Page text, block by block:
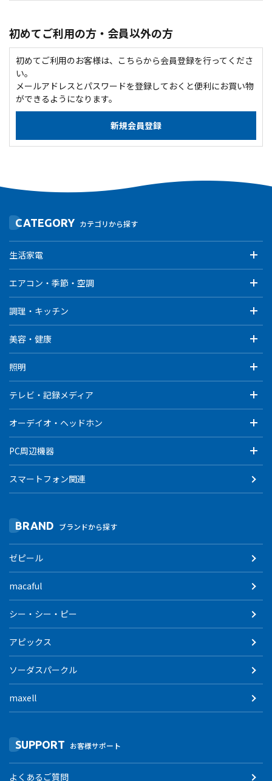
初めてご利用の方・会員以外の方
初めてご利用のお客様は、こちらから会員登録を行ってくださ
い。
メールアドレスとパスワードを登録しておくと便利にお買い物
ができるようになります。
CATEGORY カテゴリから探す
生活家電
エアコン・季節・空調
調理・キッチン
美容・健康
照明
テレビ・記録メディア
オーデイオ・ヘッドホン
PC周辺機器
スマートフォン関連
BRAND ブランドから探す
ゼピール
macaful
シー・シー・ピー
アピックス
ソーダスパークル
maxell
SUPPORT お客様サポート
よくあるご質問